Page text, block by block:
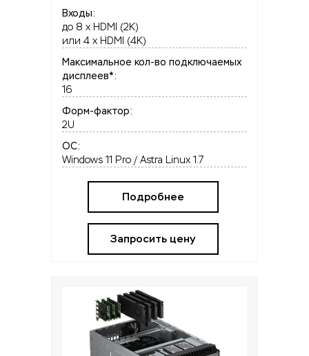
Входы:
до 8 x HDMI (2K)
или 4 x HDMI (4K)
Максимальное кол-во подключаемых
дисплеев*:
16
Форм-фактор:
2U
OC:
Windows 11 Pro / Astra Linux 1.7
Подробнее
Запросить цену